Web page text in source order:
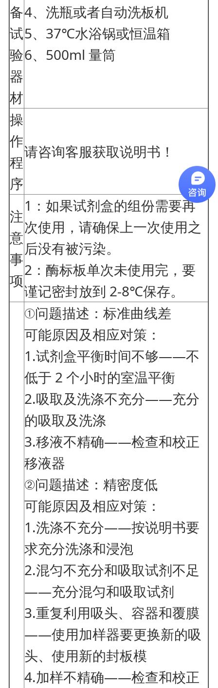
备
试
验
器
材
4、洗瓶或者自动洗板机
5、37℃水浴锅或恒温箱
6、500ml 量筒
操
作
程
序
请咨询客服获取说明书！
注
意
事
项
1：如果试剂盒的组份需要再
次使用，请确保上一次使用之
后没有被污染。
2：酶标板单次未使用完，要
谨记密封放到 2-8℃保存。
①问题描述：标准曲线差
可能原因及相应对策：
1.试剂盒平衡时间不够——不
低于 2 个小时的室温平衡
2.吸取及洗涤不充分——充分
的吸取及洗涤
3.移液不精确——检查和校正
移液器
②问题描述：精密度低
可能原因及相应对策：
1.洗涤不充分——按说明书要
求充分洗涤和浸泡
2.混匀不充分和吸取试剂不足
——充分混匀和吸取试剂
3.重复利用吸头、容器和覆膜
——使用加样器要更换新的吸
头、使用新的封板模
4.加样不精确——检查和校正